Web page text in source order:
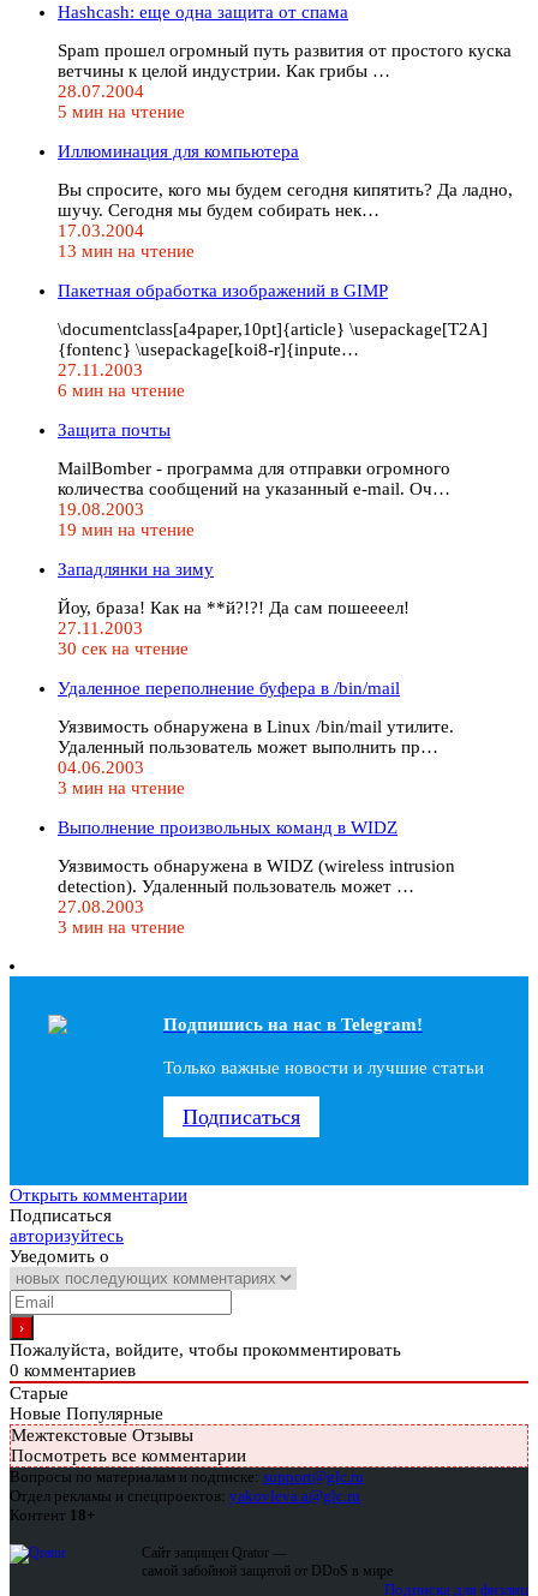
Hashcash: еще одна защита от спама
Spam прошел огромный путь развития от простого куска
ветчины к целой индустрии. Как грибы …
28.07.2004
5 мин на чтение
Иллюминация для компьютера
Вы спросите, кого мы будем сегодня кипятить? Да ладно,
шучу. Сегодня мы будем собирать нек…
17.03.2004
13 мин на чтение
Пакетная обработка изображений в GIMP
\documentclass[a4paper,10pt]{article} \usepackage[T2A]
{fontenc} \usepackage[koi8-r]{inpute…
27.11.2003
6 мин на чтение
Защита почты
MailBomber - программа для отправки огромного
количества сообщений на указанный e-mail. Оч…
19.08.2003
19 мин на чтение
Западлянки на зиму
Йоу, браза! Как на **й?!?! Да сам пошеееел!
27.11.2003
30 сек на чтение
Удаленное переполнение буфера в /bin/mail
Уязвимость обнаружена в Linux /bin/mail утилите.
Удаленный пользователь может выполнить пр…
04.06.2003
3 мин на чтение
Выполнение произвольных команд в WIDZ
Уязвимость обнаружена в WIDZ (wireless intrusion
detection). Удаленный пользователь может …
27.08.2003
3 мин на чтение
Подпишись на наc в Telegram!
Только важные новости и лучшие статьи
Подписаться
Открыть комментарии
Подписаться
авторизуйтесь
Уведомить о
Пожалуйста, войдите, чтобы прокомментировать
0 комментариев
Старые
Новые Популярные
Межтекстовые Отзывы
Посмотреть все комментарии
Вопросы по материалам и подписке: support@glc.ru
Отдел рекламы и спецпроектов: yakovleva.a@glc.ru
Контент 18+
Сайт защищен Qrator —
самой забойной защитой от DDoS в мире
Подписка для физлиц